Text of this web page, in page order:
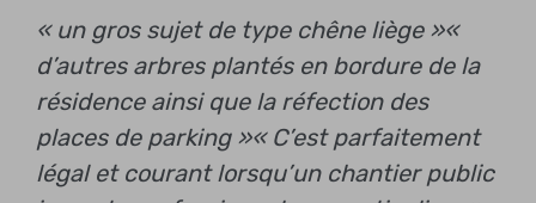
« un gros sujet de type chêne liège »«
d’autres arbres plantés en bordure de la
résidence ainsi que la réfection des
places de parking »« C’est parfaitement
légal et courant lorsqu’un chantier public